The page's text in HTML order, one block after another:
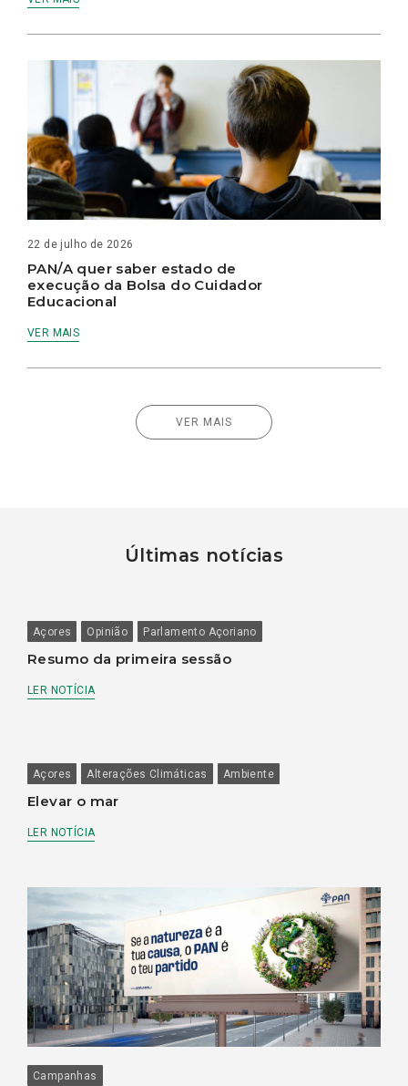
22 de julho de 2026
PAN/A quer saber estado de
execução da Bolsa do Cuidador
Educacional
VER MAIS
VER MAIS
Últimas notícias
Açores Opinião Parlamento Açoriano
Resumo da primeira sessão
LER NOTÍCIA
Açores Alterações Climáticas Ambiente
Elevar o mar
LER NOTÍCIA
Campanhas